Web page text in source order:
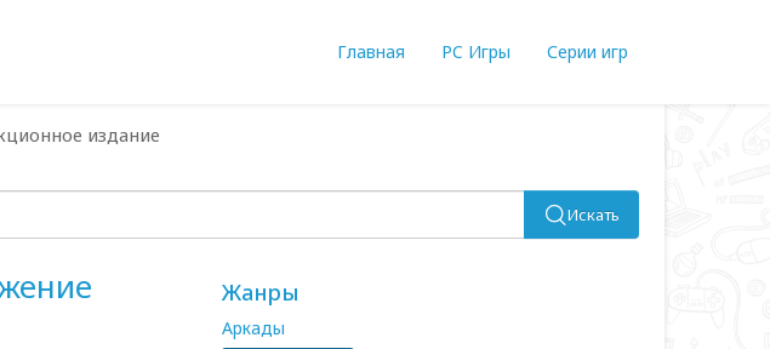
Главная PC Игры Серии игр
издание
Искать
Жанры
Аркады